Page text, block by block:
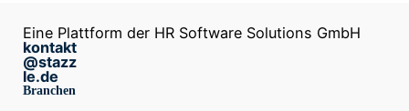
Eine Plattform der HR Software Solutions GmbH
kontakt
@stazz
le.de
Branchen